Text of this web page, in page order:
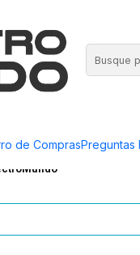
de ComprasPreguntas